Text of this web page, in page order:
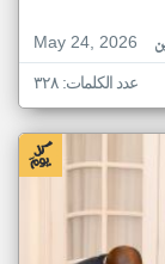
May 24, 2026
عدد الكلمات: ٣٢٨